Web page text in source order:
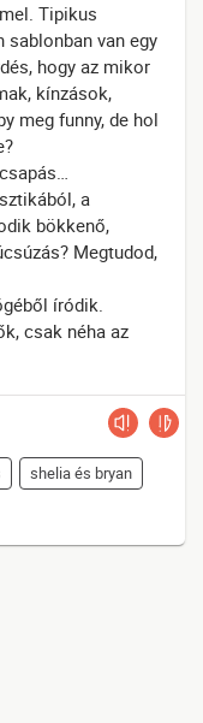
Tipikus
van egy
hogy az mikor
kínzások,
meg funny, de hol
a
bökkenő,
Megtudod,
íródik.
csak néha az
shelia és bryan